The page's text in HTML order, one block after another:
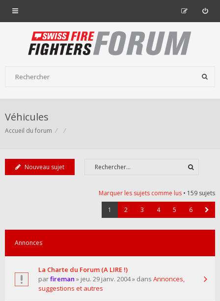
Véhicules
Accueil du forum
Nouveau sujet
Marquer les sujets comme lus • 159 sujets
1 2 3 4 5 6
Annonces
La Charte du Forum (A LIRE !)
parfireman » jeu. 29 janv. 2004 » dans Annonces,
suggestions et autres